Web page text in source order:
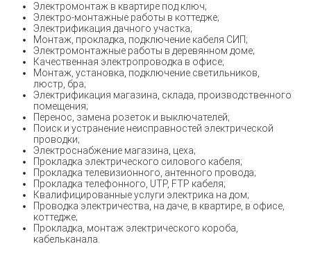
Электромонтаж в квартире под ключ;
Электро-монтажные работы в коттедже;
Электрификация дачного участка;
Монтаж, прокладка, подключение кабеля СИП;
Электромонтажные работы в деревянном доме;
Качественная электропроводка в офисе;
Монтаж, установка, подключение светильников,
люстр, бра;
Электрификация магазина, склада, производственного
помещения;
Перенос, замена розеток и выключателей;
Поиск и устранение неисправностей электрической
проводки;
Электроснабжение магазина, цеха;
Прокладка электрического силового кабеля;
Прокладка телевизионного, антенного провода;
Прокладка телефонного, UTP, FTP кабеля;
Квалифицированные услуги электрика на дом;
Проводка электричества, на даче, в квартире, в офисе,
коттедже;
Прокладка, монтаж электрического короба,
кабельканала.